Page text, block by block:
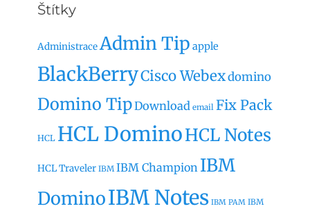
Štítky
AdministraceAdmin Tip apple
BlackBerryCisco Webexdomino
Domino TipDownload email Fix Pack
HCL HCL DominoHCL Notes
HCL Traveler IBM IBM Champion IBM
DominoIBM Notes IBM PAM IBM